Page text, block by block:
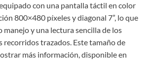
con una pantalla táctil en color
800×480 píxeles y diagonal 7”, lo que
manejo y una lectura sencilla de los
recorridos trazados. Este tamaño de
más información, disponible en